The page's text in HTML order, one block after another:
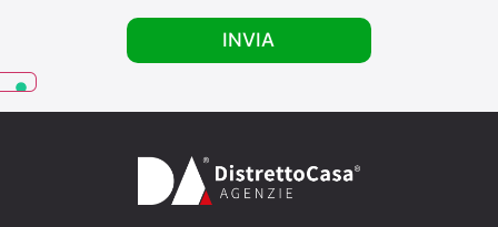
z
INVIA